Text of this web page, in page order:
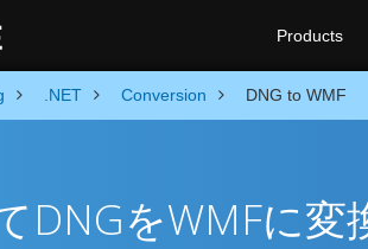
Products
.NET Conversion DNG to WMF
DNGをWMFに変